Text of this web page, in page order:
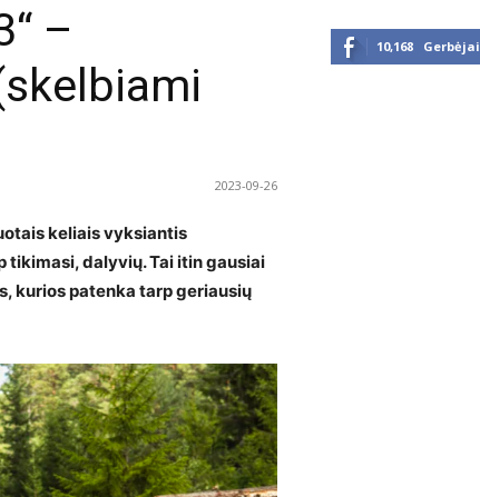
–
2023-09-26
keliais vyksiantis
tikimasi, dalyvių. Tai itin gausiai
kurios patenka tarp geriausių
10,168 Gerbėjai